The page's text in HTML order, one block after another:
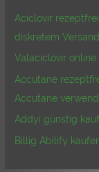
h
:
Aciclovir
diskretem Versand
Valaciclovir
Accutane
Accutane
Addyi günstig
Billig Abilify